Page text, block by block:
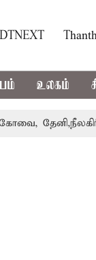
DTNEXT
உலகம்
ஆகிய